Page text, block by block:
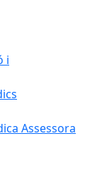
i
Assessora